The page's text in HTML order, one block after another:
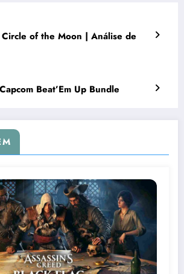
of the Moon | Análise de
Beat’Em Up Bundle